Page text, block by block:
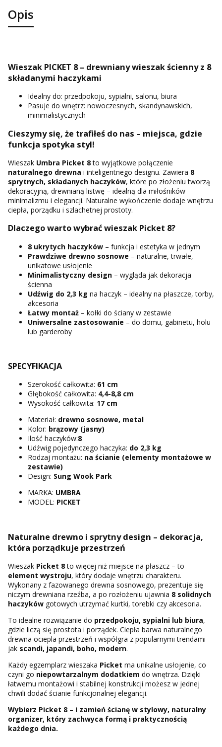
Opis
Wieszak PICKET 8 – drewniany wieszak ścienny z 8
składanymi haczykami
Idealny do: przedpokoju, sypialni, salonu, biura
Pasuje do wnętrz: nowoczesnych, skandynawskich,
minimalistycznych
Cieszymy się, że trafiłeś do nas – miejsca, gdzie
funkcja spotyka styl!
Wieszak Umbra Picket 8to wyjątkowe połączenie
naturalnego drewna i inteligentnego designu. Zawiera 8
sprytnych, składanych haczyków, które po złożeniu tworzą
dekoracyjną, drewnianą listwę – idealną dla miłośników
minimalizmu i elegancji. Naturalne wykończenie dodaje wnętrzu
ciepła, porządku i szlachetnej prostoty.
Dlaczego warto wybrać wieszak Picket 8?
8 ukrytych haczyków – funkcja i estetyka w jednym
Prawdziwe drewno sosnowe – naturalne, trwałe,
unikatowe usłojenie
Minimalistyczny design – wygląda jak dekoracja
ścienna
Udźwig do 2,3 kg na haczyk – idealny na płaszcze, torby,
akcesoria
Łatwy montaż – kołki do ściany w zestawie
Uniwersalne zastosowanie – do domu, gabinetu, holu
lub garderoby
SPECYFIKACJA
Szerokość całkowita: 61 cm
Głębokość całkowita: 4,4-8,8 cm
Wysokość całkowita: 17 cm
Materiał: drewno sosnowe, metal
Kolor: brązowy (jasny)
Ilość haczyków:8
Udźwig pojedynczego haczyka: do 2,3 kg
Rodzaj montażu: na ścianie (elementy montażowe w
zestawie)
Design: Sung Wook Park
MARKA: UMBRA
MODEL: PICKET
Naturalne drewno i sprytny design – dekoracja,
która porządkuje przestrzeń
Wieszak Picket 8to więcej niż miejsce na płaszcz – to
element wystroju, który dodaje wnętrzu charakteru.
Wykonany z fazowanego drewna sosnowego, prezentuje się
niczym drewniana rzeźba, a po rozłożeniu ujawnia 8 solidnych
haczyków gotowych utrzymać kurtki, torebki czy akcesoria.
To idealne rozwiązanie do przedpokoju, sypialni lub biura,
gdzie liczą się prostota i porządek. Ciepła barwa naturalnego
drewna ociepla przestrzeń i współgra z popularnymi trendami
jak scandi, japandi, boho, modern.
Każdy egzemplarz wieszaka Picket ma unikalne usłojenie, co
czyni go niepowtarzalnym dodatkiem do wnętrza. Dzięki
łatwemu montażowi i stabilnej konstrukcji możesz w jednej
chwili dodać ścianie funkcjonalnej elegancji.
Wybierz Picket 8 – i zamień ścianę w stylowy, naturalny
organizer, który zachwyca formą i praktycznością
każdego dnia.